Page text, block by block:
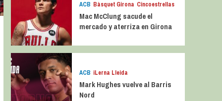
ACB Bàsquet Girona Cincoestrellas
Mac McClung sacude el
mercado y aterriza en Girona
ACB iLerna Lleida
Mark Hughes vuelve al Barris
Nord